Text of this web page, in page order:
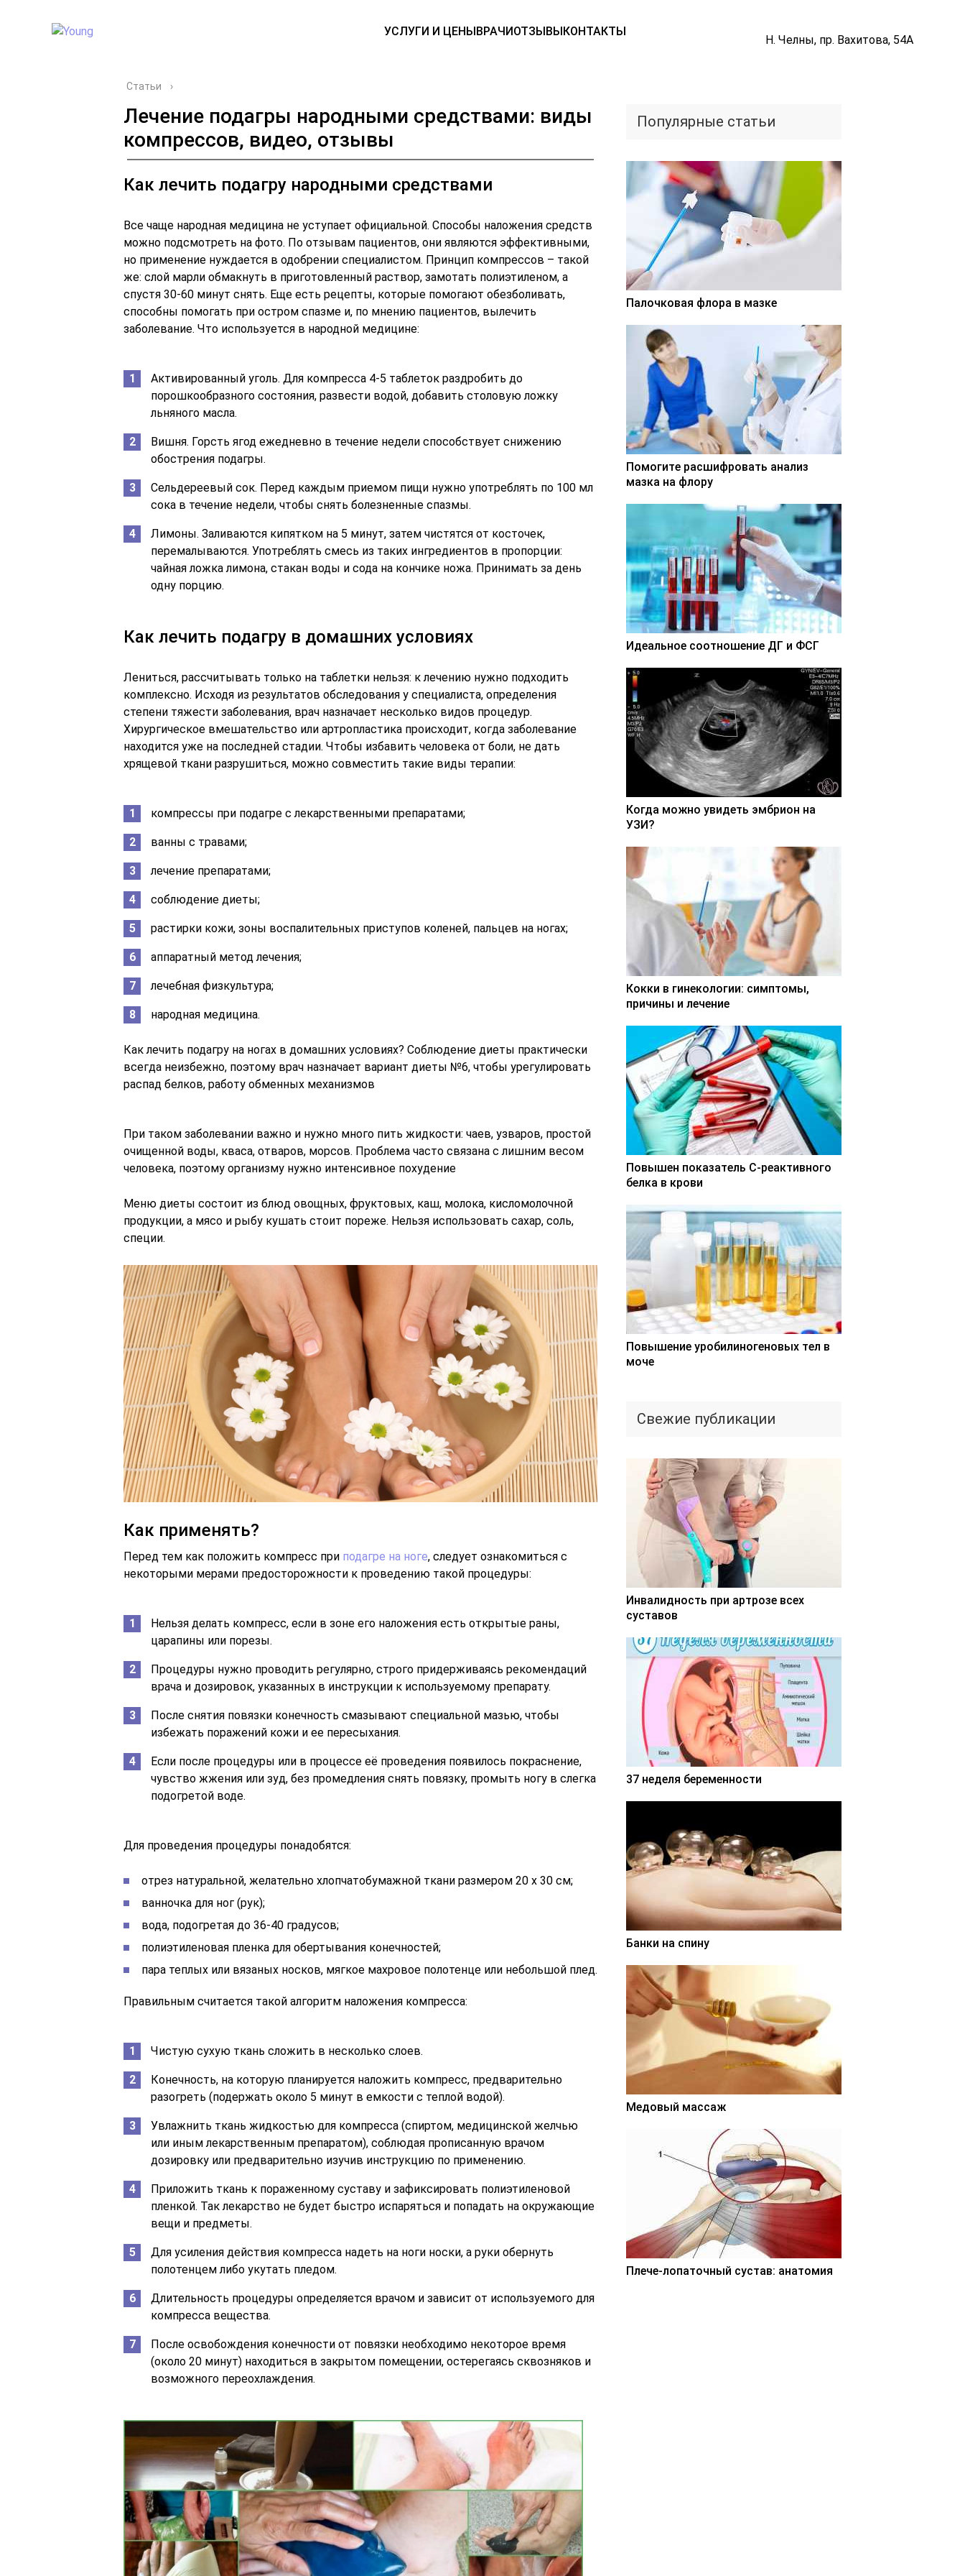
УСЛУГИ И ЦЕНЫВРАЧИОТЗЫВЫКОНТАКТЫ
Н. Челны, пр. Вахитова, 54А
Статьи ›
Лечение подагры народными средствами: виды
компрессов, видео, отзывы
Как лечить подагру народными средствами
Все чаще народная медицина не уступает официальной. Способы наложения средств
можно подсмотреть на фото. По отзывам пациентов, они являются эффективными,
но применение нуждается в одобрении специалистом. Принцип компрессов – такой
же: слой марли обмакнуть в приготовленный раствор, замотать полиэтиленом, а
спустя 30-60 минут снять. Еще есть рецепты, которые помогают обезболивать,
способны помогать при остром спазме и, по мнению пациентов, вылечить
заболевание. Что используется в народной медицине:
Активированный уголь. Для компресса 4-5 таблеток раздробить до
порошкообразного состояния, развести водой, добавить столовую ложку
льняного масла.
Вишня. Горсть ягод ежедневно в течение недели способствует снижению
обострения подагры.
Сельдереевый сок. Перед каждым приемом пищи нужно употреблять по 100 мл
сока в течение недели, чтобы снять болезненные спазмы.
Лимоны. Заливаются кипятком на 5 минут, затем чистятся от косточек,
перемалываются. Употреблять смесь из таких ингредиентов в пропорции:
чайная ложка лимона, стакан воды и сода на кончике ножа. Принимать за день
одну порцию.
Как лечить подагру в домашних условиях
Лениться, рассчитывать только на таблетки нельзя: к лечению нужно подходить
комплексно. Исходя из результатов обследования у специалиста, определения
степени тяжести заболевания, врач назначает несколько видов процедур.
Хирургическое вмешательство или артропластика происходит, когда заболевание
находится уже на последней стадии. Чтобы избавить человека от боли, не дать
хрящевой ткани разрушиться, можно совместить такие виды терапии:
компрессы при подагре с лекарственными препаратами;
ванны с травами;
лечение препаратами;
соблюдение диеты;
растирки кожи, зоны воспалительных приступов коленей, пальцев на ногах;
аппаратный метод лечения;
лечебная физкультура;
народная медицина.
Как лечить подагру на ногах в домашних условиях? Соблюдение диеты практически
всегда неизбежно, поэтому врач назначает вариант диеты №6, чтобы урегулировать
распад белков, работу обменных механизмов
При таком заболевании важно и нужно много пить жидкости: чаев, узваров, простой
очищенной воды, кваса, отваров, морсов. Проблема часто связана с лишним весом
человека, поэтому организму нужно интенсивное похудение
Меню диеты состоит из блюд овощных, фруктовых, каш, молока, кисломолочной
продукции, а мясо и рыбу кушать стоит пореже. Нельзя использовать сахар, соль,
специи.
Как применять?
Перед тем как положить компресс при подагре на ноге, следует ознакомиться с
некоторыми мерами предосторожности к проведению такой процедуры:
Нельзя делать компресс, если в зоне его наложения есть открытые раны,
царапины или порезы.
Процедуры нужно проводить регулярно, строго придерживаясь рекомендаций
врача и дозировок, указанных в инструкции к используемому препарату.
После снятия повязки конечность смазывают специальной мазью, чтобы
избежать поражений кожи и ее пересыхания.
Если после процедуры или в процессе её проведения появилось покраснение,
чувство жжения или зуд, без промедления снять повязку, промыть ногу в слегка
подогретой воде.
Для проведения процедуры понадобятся:
отрез натуральной, желательно хлопчатобумажной ткани размером 20 х 30 см;
ванночка для ног (рук);
вода, подогретая до 36-40 градусов;
полиэтиленовая пленка для обертывания конечностей;
пара теплых или вязаных носков, мягкое махровое полотенце или небольшой плед.
Правильным считается такой алгоритм наложения компресса:
Чистую сухую ткань сложить в несколько слоев.
Конечность, на которую планируется наложить компресс, предварительно
разогреть (подержать около 5 минут в емкости с теплой водой).
Увлажнить ткань жидкостью для компресса (спиртом, медицинской желчью
или иным лекарственным препаратом), соблюдая прописанную врачом
дозировку или предварительно изучив инструкцию по применению.
Приложить ткань к пораженному суставу и зафиксировать полиэтиленовой
пленкой. Так лекарство не будет быстро испаряться и попадать на окружающие
вещи и предметы.
Для усиления действия компресса надеть на ноги носки, а руки обернуть
полотенцем либо укутать пледом.
Длительность процедуры определяется врачом и зависит от используемого для
компресса вещества.
После освобождения конечности от повязки необходимо некоторое время
(около 20 минут) находиться в закрытом помещении, остерегаясь сквозняков и
возможного переохлаждения.
Популярные статьи
Палочковая флора в мазке
Помогите расшифровать анализ
мазка на флору
Идеальное соотношение ДГ и ФСГ
Когда можно увидеть эмбрион на
УЗИ?
Кокки в гинекологии: симптомы,
причины и лечение
Повышен показатель С-реактивного
белка в крови
Повышение уробилиногеновых тел в
моче
Свежие публикации
Инвалидность при артрозе всех
суставов
37 неделя беременности
Банки на спину
Медовый массаж
Плече-лопаточный сустав: анатомия